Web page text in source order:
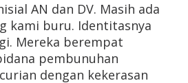
AN dan DV. Masih ada
kami buru. Identitasnya
Mereka berempat
pembunuhan
dengan kekerasan